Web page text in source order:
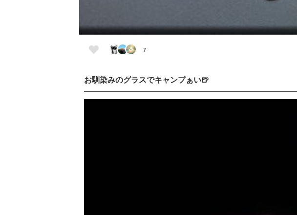
7
お馴染みのグラスでキャンプぁい🍺